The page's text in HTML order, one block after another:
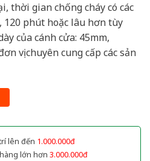
thời gian chống cháy có các
phút hoặc lâu hơn tùy
của cánh cửa: 45mm,
vị chuyên cung cấp các sản
lên đến 1.000.000đ
lớn hơn 3.000.000đ